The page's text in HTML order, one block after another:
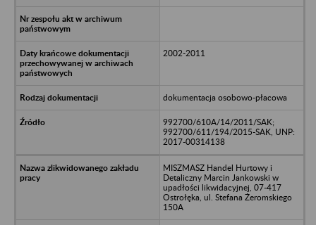
2002-2011
dokumentacja osobowo-płacowa
992700/610A/14/2011/SAK;
992700/611/194/2015-SAK, UNP:
2017-00314138
MISZMASZ Handel Hurtowy i
Detaliczny Marcin Jankowski w
upadłości likwidacyjnej, 07-417
Ostrołęka, ul. Stefana Żeromskiego
150A